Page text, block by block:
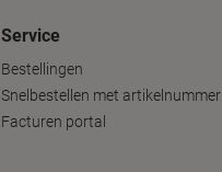
Service
Bestellingen
Snelbestellen met artikelnummer
Facturen portal